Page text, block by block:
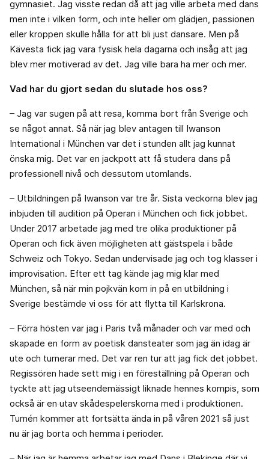
gymnasiet. Jag visste redan då att jag ville arbeta med dans
men inte i vilken form, och inte heller om glädjen, passionen
eller kroppen skulle hålla för att bli just dansare. Men på
Kävesta fick jag vara fysisk hela dagarna och insåg att jag
blev mer motiverad av det. Jag ville bara ha mer och mer.
Vad har du gjort sedan du slutade hos oss?
– Jag var sugen på att resa, komma bort från Sverige och
se något annat. Så när jag blev antagen till Iwanson
International i München var det i stunden allt jag kunnat
önska mig. Det var en jackpott att få studera dans på
professionell nivå och dessutom utomlands.
– Utbildningen på Iwanson var tre år. Sista veckorna blev jag
inbjuden till audition på Operan i München och fick jobbet.
Under 2017 arbetade jag med tre olika produktioner på
Operan och fick även möjligheten att gästspela i både
Schweiz och Tokyo. Sedan undervisade jag och tog klasser i
improvisation. Efter ett tag kände jag mig klar med
München, så när min pojkvän kom in på en utbildning i
Sverige bestämde vi oss för att flytta till Karlskrona.
– Förra hösten var jag i Paris två månader och var med och
skapade en form av poetisk dansteater som jag än idag är
ute och turnerar med. Det var ren tur att jag fick det jobbet.
Regissören hade sett mig i en föreställning på Operan och
tyckte att jag utseendemässigt liknade hennes kompis, som
också är en utav skådespelerskorna med i produktionen.
Turnén kommer att fortsätta ända in på våren 2021 så just
nu är jag borta och hemma i perioder.